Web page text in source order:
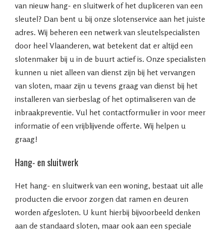
van nieuw hang- en sluitwerk of het dupliceren van een
sleutel? Dan bent u bij onze slotenservice aan het juiste
adres. Wij beheren een netwerk van sleutelspecialisten
door heel Vlaanderen, wat betekent dat er altijd een
slotenmaker bij u in de buurt actief is. Onze specialisten
kunnen u niet alleen van dienst zijn bij het vervangen
van sloten, maar zijn u tevens graag van dienst bij het
installeren van sierbeslag of het optimaliseren van de
inbraakpreventie. Vul het contactformulier in voor meer
informatie of een vrijblijvende offerte. Wij helpen u
graag!
Hang- en sluitwerk
Het hang- en sluitwerk van een woning, bestaat uit alle
producten die ervoor zorgen dat ramen en deuren
worden afgesloten. U kunt hierbij bijvoorbeeld denken
aan de standaard sloten, maar ook aan een speciale